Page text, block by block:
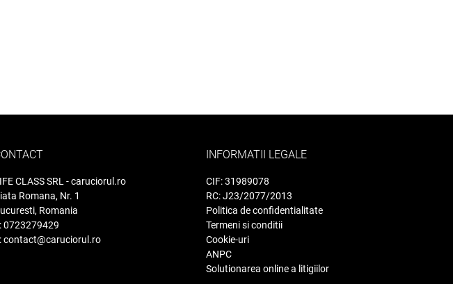
CLASS SRL - caruciorul.ro
Romana, Nr. 1
Romania
0723279429
contact@caruciorul.ro
INFORMATII LEGALE
CIF: 31989078
RC: J23/2077/2013
Politica de confidentialitate
Termeni si conditii
Cookie-uri
ANPC
Solutionarea online a litigiilor